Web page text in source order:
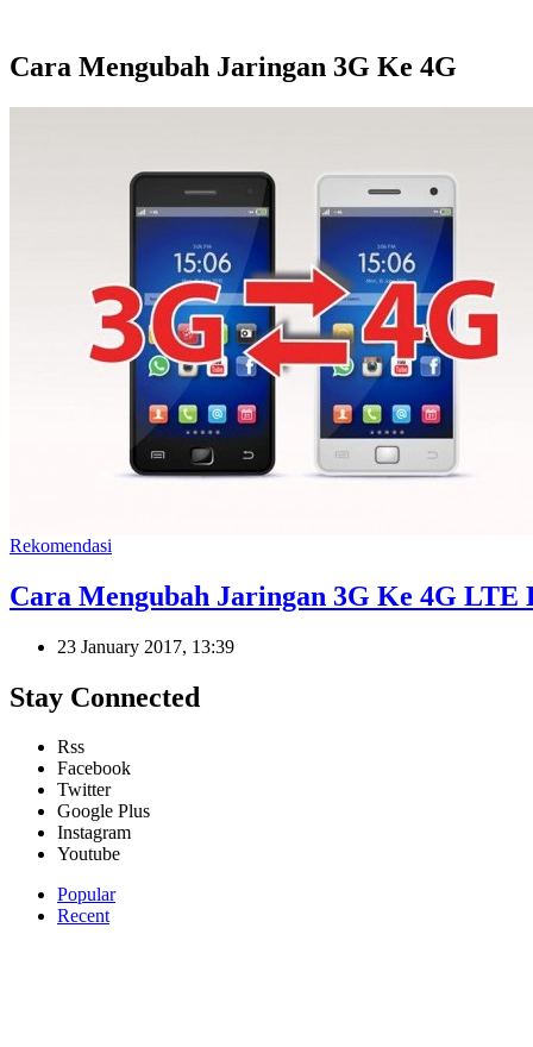
Cara Mengubah Jaringan 3G Ke 4G
Rekomendasi
Cara Mengubah Jaringan 3G Ke 4G LTE
23 January 2017, 13:39
Stay Connected
Rss
Facebook
Twitter
Google Plus
Instagram
Youtube
Popular
Recent